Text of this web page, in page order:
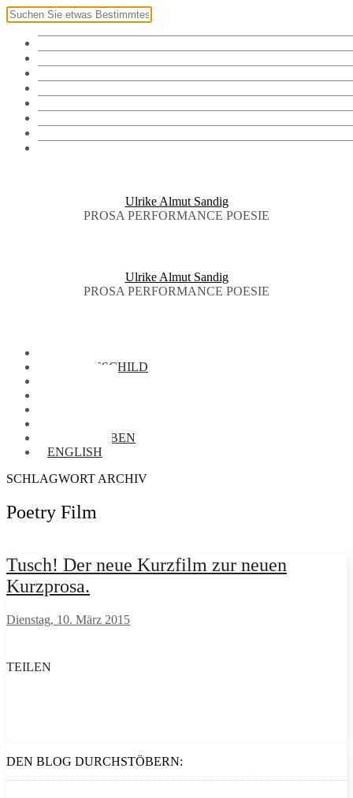
Ulrike Almut Sandig
PROSA PERFORMANCE POESIE
Ulrike Almut Sandig
PROSA PERFORMANCE POESIE
NAMENSSCHILD
BRIEFTAUBEN
ENGLISH
SCHLAGWORT ARCHIV
Poetry Film
Tusch! Der neue Kurzfilm zur neuen
Kurzprosa.
Dienstag, 10. März 2015
TEILEN
DEN BLOG DURCHSTÖBERN: